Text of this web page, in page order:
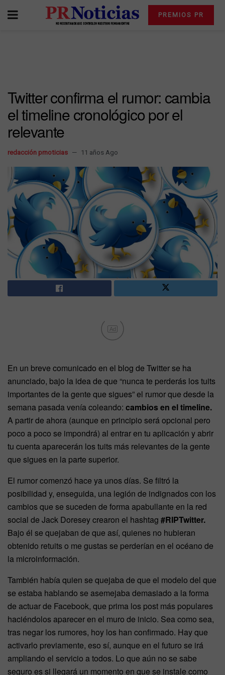
PREMIOS PR
Twitter confirma el rumor: cambia
el timeline cronológico por el
relevante
redacción prnoticias 11 años Ago
Ad
En un breve comunicado en el blog de Twitter se ha
anunciado, bajo la idea de que “nunca te perderás los tuits
importantes de la gente que sigues” el rumor que desde la
semana pasada venía coleando: cambios en el timeline.
A partir de ahora (aunque en principio será opcional pero
poco a poco se impondrá) al entrar en tu aplicación y abrir
tu cuenta aparecerán los tuits más relevantes de la gente
que sigues en la parte superior.
El rumor comenzó hace ya unos días. Se filtró la
posibilidad y, enseguida, una legión de indignados con los
cambios que se suceden de forma apabullante en la red
social de Jack Doresey crearon el hashtag #RIPTwitter.
Bajo él se quejaban de que así, quienes no hubieran
obtenido retuits o me gustas se perderían en el océano de
la microinformación.
También había quien se quejaba de que el modelo del que
se estaba hablando se asemejaba demasiado a la forma
de actuar de Facebook, que prima los post más populares
haciéndolos aparecer en el muro de inicio. Sea como sea,
tras negar los rumores, hoy los han confirmado. Hay que
activarlo previamente, eso sí, aunque en el futuro se irá
ampliando el servicio a todos. Lo que aún no se sabe
seguro es si llegará un momento en que se instale como